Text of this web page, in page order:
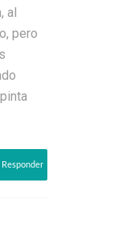
al
pero
Responder